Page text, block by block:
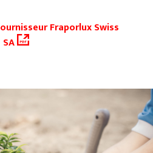
Fraporlux Swiss
SA